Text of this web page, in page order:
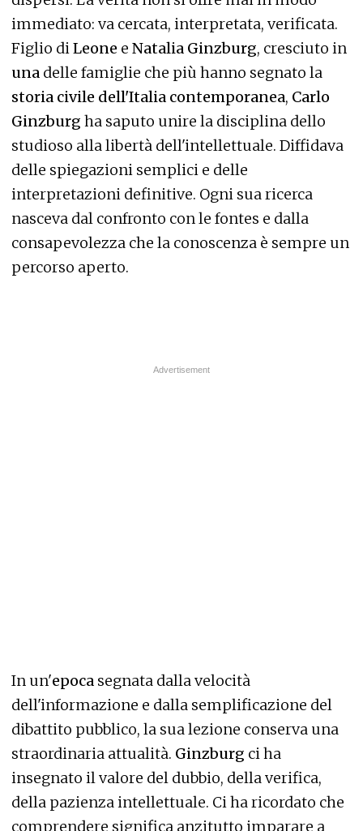
immediato: va cercata, interpretata, verificata.
Figlio diLeone e Natalia Ginzburg, cresciuto in
una delle famiglie che più hanno segnato la
storia civile dell'Italia contemporanea, Carlo
Ginzburg ha saputo unire la disciplina dello
studioso alla libertà dell'intellettuale. Diffidava
delle spiegazioni semplici e delle
interpretazioni definitive. Ogni sua ricerca
nasceva dal confronto con le fontes e dalla
consapevolezza che la conoscenza è sempre un
percorso aperto.
In un'epoca segnata dalla velocità
dell'informazione e dalla semplificazione del
dibattito pubblico, la sua lezione conserva una
straordinaria attualità. Ginzburg ci ha
insegnato il valore del dubbio, della verifica,
della pazienza intellettuale. Ci ha ricordato che
comprendere significa anzitutto imparare a